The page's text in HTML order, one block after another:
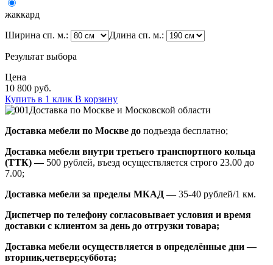
жаккард
Ширина сп. м.:
Длина сп. м.:
Результат выбора
Цена
10 800 руб.
Купить в 1 клик В корзину
Доставка по Москве и Московской области
Доставка мебели по Москве до подъезда бесплатно;
Доставка мебели внутри третьего транспортного кольца
(ТТК) —500 рублей, въезд осуществляется строго 23.00 до
7.00;
Доставка мебели за пределы МКАД —35-40 рублей/1 км.
Диспетчер по телефону согласовывает условия и время
доставки с клиентом за день до отгрузки товара;
Доставка мебели осуществляется в определённые дни —
вторник,четверг,суббота;